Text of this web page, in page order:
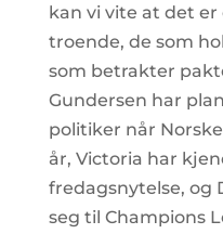
kan vi vite at det
troende, de som
som betrakter
Gundersen har
politiker når
år, Victoria har
fredagsnytelse, og
seg til Champions